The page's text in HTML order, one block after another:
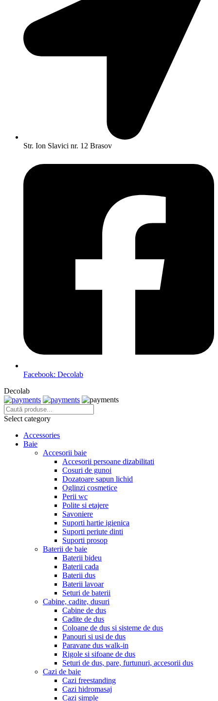
Str. Ion Slavici nr. 12 Brasov
Facebook: Decolab
Decolab
Select category
Accessories
Baie
Accesorii baie
Accesorii persoane dizabilitati
Cosuri de gunoi
Dozatoare sapun lichid
Oglinzi cosmetice
Perii wc
Polite si etajere
Savoniere
Suporti hartie igienica
Suporti periute dinti
Suporti prosop
Baterii de baie
Baterii bideu
Baterii cada
Baterii dus
Baterii lavoar
Seturi de baterii
Cabine, cadite, dusuri
Cabine de dus
Cadite de dus
Coloane de dus si sisteme de dus
Panouri si usi de dus
Paravane dus walk-in
Rigole si sifoane de dus
Seturi de dus, pare, furtunuri, accesorii dus
Cazi de baie
Cazi freestanding
Cazi hidromasaj
Cazi simple